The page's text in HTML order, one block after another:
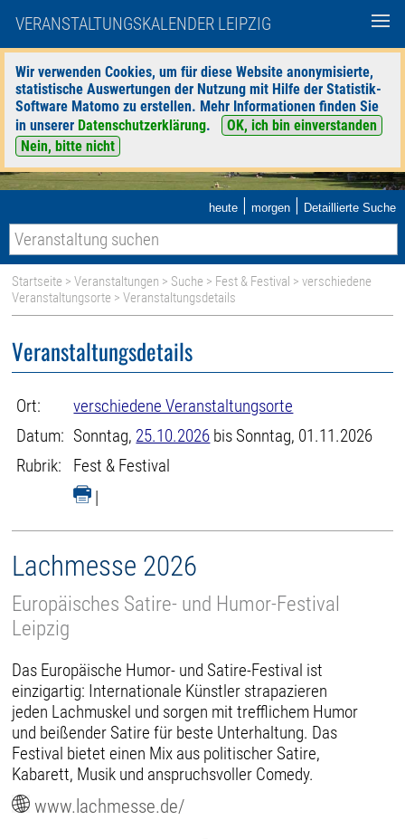
VERANSTALTUNGSKALENDER LEIPZIG
Wir verwenden Cookies, um für diese Website anonymisierte,
statistische Auswertungen der Nutzung mit Hilfe der Statistik-
Software Matomo zu erstellen. Mehr Informationen finden Sie
in unserer Datenschutzerklärung.
OK, ich bin einverstanden
Nein, bitte nicht
heute | morgen | Detaillierte Suche
Startseite >Veranstaltungen > Suche > Fest & Festival >verschiedene
Veranstaltungsorte > Veranstaltungsdetails
Veranstaltungsdetails
Ort:
verschiedene Veranstaltungsorte
Datum: Sonntag, 25.10.2026 bis Sonntag, 01.11.2026
Rubrik:
Fest & Festival
|
Lachmesse 2026
Europäisches Satire- und Humor-Festival
Leipzig
Das Europäische Humor- und Satire-Festival ist
einzigartig: Internationale Künstler strapazieren
jeden Lachmuskel und sorgen mit trefflichem Humor
und beißender Satire für beste Unterhaltung. Das
Festival bietet einen Mix aus politischer Satire,
Kabarett, Musik und anspruchsvoller Comedy.
www.lachmesse.de/